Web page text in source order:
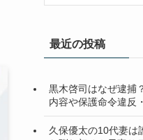
最近の投稿
黒木啓司はなぜ逮捕
内容や保護命令違反
久保優太の10代妻は